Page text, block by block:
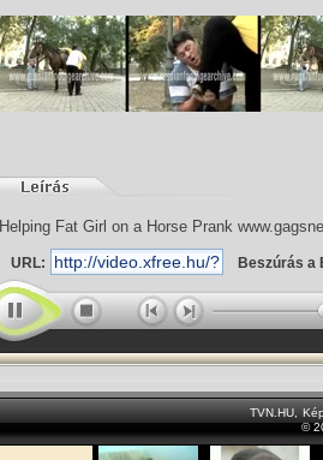
Helping Fat Girl on a Horse Prank
URL: Beszúrás a
TVN.HU
©